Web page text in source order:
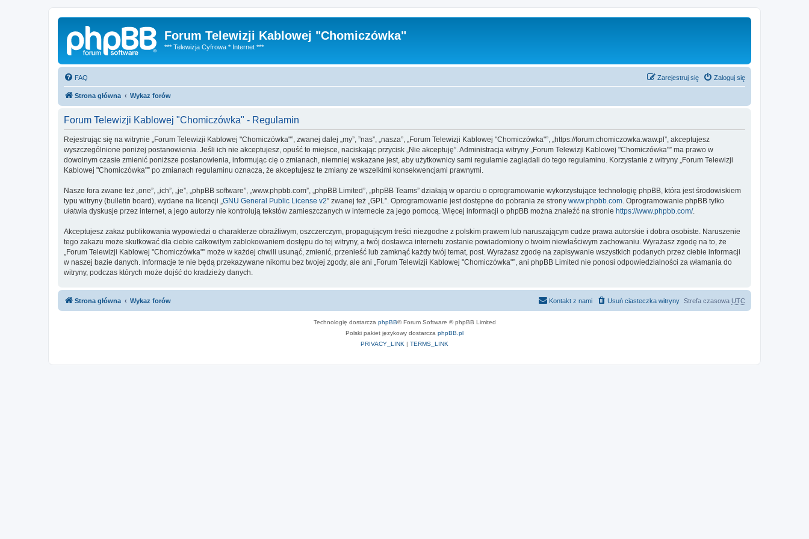
Forum Telewizji Kablowej "Chomiczówka"
*** Telewizja Cyfrowa * Internet ***
FAQ Zaloguj się
Zarejestruj się
Strona główna Wykaz forów
Forum Telewizji Kablowej "Chomiczówka" - Regulamin
Rejestrując się na witrynie „Forum Telewizji Kablowej "Chomiczówka"”, zwanej dalej „my”, ”nas”, „nasza”, „Forum Telewizji Kablowej "Chomiczówka"”, „https://forum.chomiczowka.waw.pl”, akceptujesz
wyszczególnione poniżej postanowienia. Jeśli ich nie akceptujesz, opuść to miejsce, naciskając przycisk „Nie akceptuję”. Administracja witryny „Forum Telewizji Kablowej "Chomiczówka"” ma prawo w
dowolnym czasie zmienić poniższe postanowienia, informując cię o zmianach, niemniej wskazane jest, aby użytkownicy sami regularnie zaglądali do tego regulaminu. Korzystanie z witryny „Forum Telewizji
Kablowej "Chomiczówka"” po zmianach regulaminu oznacza, że akceptujesz te zmiany ze wszelkimi konsekwencjami prawnymi.
Nasze fora zwane też „one”, „ich”, „je”, „phpBB software”, „www.phpbb.com”, „phpBB Limited”, „phpBB Teams” działają w oparciu o oprogramowanie wykorzystujące technologię phpBB, która jest środowiskiem
typu witryny (bulletin board), wydane na licencji „ GNU General Public License v2” zwanej też „GPL”. Oprogramowanie jest dostępne do pobrania ze strony www.phpbb.com . Oprogramowanie phpBB tylko
ułatwia dyskusje przez internet, a jego autorzy nie kontrolują tekstów zamieszczanych w internecie za jego pomocą. Więcej informacji o phpBB można znaleźć na stronie https://www.phpbb.com/.
Akceptujesz zakaz publikowania wypowiedzi o charakterze obraźliwym, oszczerczym, propagującym treści niezgodne z polskim prawem lub naruszającym cudze prawa autorskie i dobra osobiste. Naruszenie
tego zakazu może skutkować dla ciebie całkowitym zablokowaniem dostępu do tej witryny, a twój dostawca internetu zostanie powiadomiony o twoim niewłaściwym zachowaniu. Wyrażasz zgodę na to, że
„Forum Telewizji Kablowej "Chomiczówka"” może w każdej chwili usunąć, zmienić, przenieść lub zamknąć każdy twój temat, post. Wyrażasz zgodę na zapisywanie wszystkich podanych przez ciebie informacji
w naszej bazie danych. Informacje te nie będą przekazywane nikomu bez twojej zgody, ale ani „Forum Telewizji Kablowej "Chomiczówka"”, ani phpBB Limited nie ponosi odpowiedzialności za włamania do
witryny, podczas których może dojść do kradzieży danych.
Strona główna Wykaz forów Strefa czasowa UTC
Usuń ciasteczka witryny
Kontakt z nami
Technologię dostarcza phpBB® Forum Software © phpBB Limited
Polski pakiet językowy dostarcza phpBB.pl
PRIVACY_LINK | TERMS_LINK